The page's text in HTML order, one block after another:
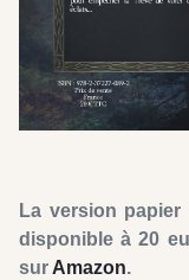
La version papier
disponible à 20
sur Amazon.